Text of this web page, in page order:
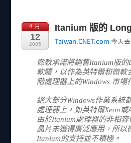
4 月
12
2005
Itanium 版的
Taiwan.CNET.com 今天
微軟承諾將銷售Itanium版的
軟體，以作為英特爾和微軟
階處理器上的Windows 市場
絕大部分Windows作業系統
處理器上，如英特爾Xeon或
由於Itanium處理器的非相
晶片未獲得廣泛應用，所以
Itanium的支持並不積極。